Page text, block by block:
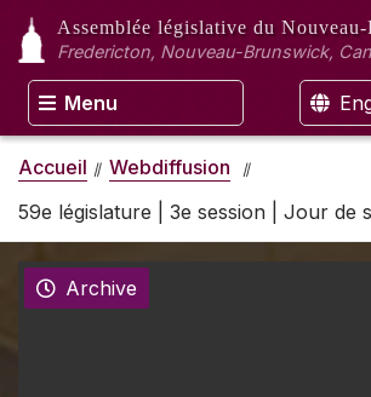
Assemblée législative du
Fredericton, Nouveau-Brunswick,
Menu
Accueil
Webdiffusion
59e législature | 3e session | Jour de
Archive